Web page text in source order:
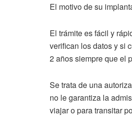
El motivo de su
El trámite es fácil y
verifican los datos y si
2 años siempre que el
Se trata de una
no le garantiza la
viajar o para transitar